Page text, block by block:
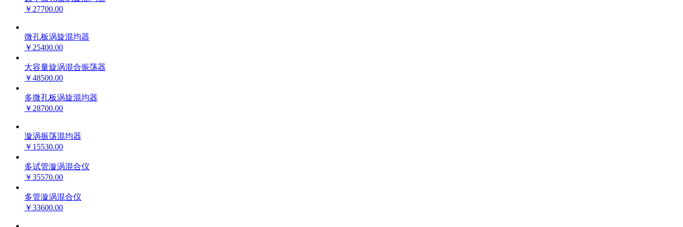
￥27700.00
微孔板涡旋混均器
￥25400.00
大容量旋涡混合振荡器
￥48500.00
多微孔板涡旋混均器
￥28700.00
漩涡振荡混均器
￥15530.00
多试管漩涡混合仪
￥35570.00
多管漩涡混合仪
￥33600.00